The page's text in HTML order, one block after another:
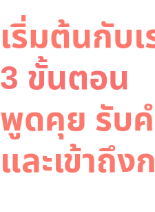
เริ่มต้นกับเ
3 ขั้นตอน
พูดคุย รับ
และเข้าถึง